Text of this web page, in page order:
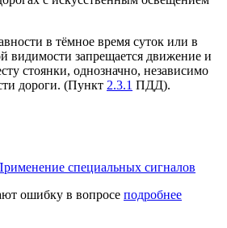
в тёмное время суток или в
видимости запрещается движение и
стоянки, однозначно, независимо
дороги. (Пункт 2.3.1 ПДД).
специальных сигналов
ошибку в вопросе подробнее